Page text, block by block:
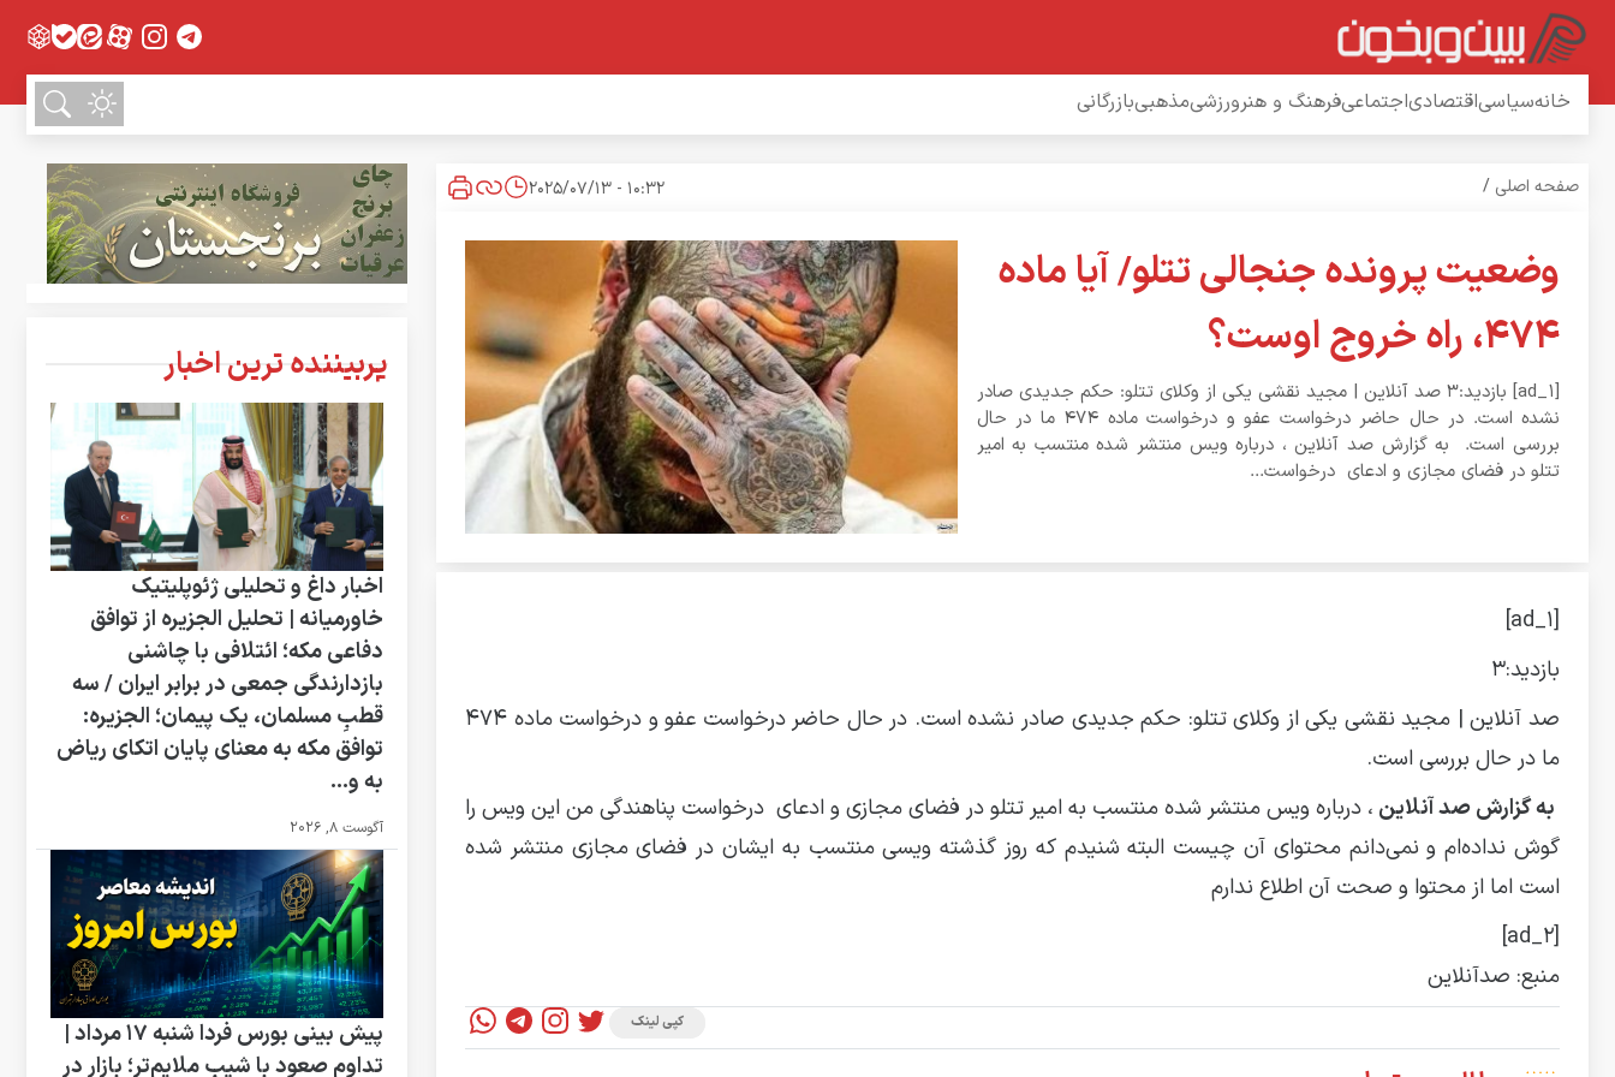
خانهسیاسیاقتصادیاجتماعیفرهنگ و هنرورزشیمذهبیبازرگانی
صفحه اصلی /
10:32 - 2025/07/13
وضعیت پرونده جنجالی تتلو/ آیا ماده
۴۷۴، راه خروج اوست؟
[ad_1] بازدید:۳ صد آنلاین | مجید نقشی یکی از وکلای تتلو: حکم جدیدی صادر
نشده است. در حال حاضر درخواست عفو و درخواست ماده ۴۷۴ ما در حال
بررسی است. به گزارش صد آنلاین ، درباره ویس منتشر شده منتسب به امیر
تتلو در فضای مجازی و ادعای درخواست...
[ad_1]
بازدید:۳
صد آنلاین | مجید نقشی یکی از وکلای تتلو: حکم جدیدی صادر نشده است. در حال حاضر درخواست عفو و درخواست ماده ۴۷۴
ما در حال بررسی است.
به گزارش صد آنلاین ، درباره ویس منتشر شده منتسب به امیر تتلو در فضای مجازی و ادعای درخواست پناهندگی من این ویس را
گوش نداده‌ام و نمی‌دانم محتوای آن چیست البته شنیدم که روز گذشته ویسی منتسب به ایشان در فضای مجازی منتشر شده
است اما از محتوا و صحت آن اطلاع ندارم
[ad_2]
منبع: صدآنلاین
کپی لینک
پربیننده ترین اخبار
اخبار داغ و تحلیلی ژئوپلیتیک
خاورمیانه | تحلیل الجزیره از توافق
دفاعی مکه؛ ائتلافی با چاشنی
بازدارندگی جمعی در برابر ایران / سه
قطبِ مسلمان، یک پیمان؛ الجزیره:
توافق مکه به معنای پایان اتکای ریاض
به و...
آگوست 8, 2026
پیش‌ بینی بورس فردا شنبه ۱۷ مرداد |
تداوم صعود با شیب ملایم‌تر؛ بازار در